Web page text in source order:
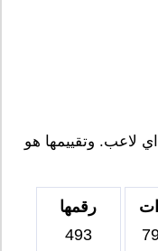
لاعب. وتقييمها هو
رقمها
493